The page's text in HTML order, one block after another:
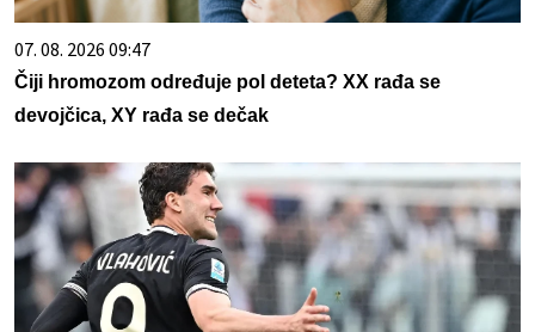
07. 08. 2026 09:47
Čiji hromozom određuje pol deteta? XX rađa se
devojčica, XY rađa se dečak